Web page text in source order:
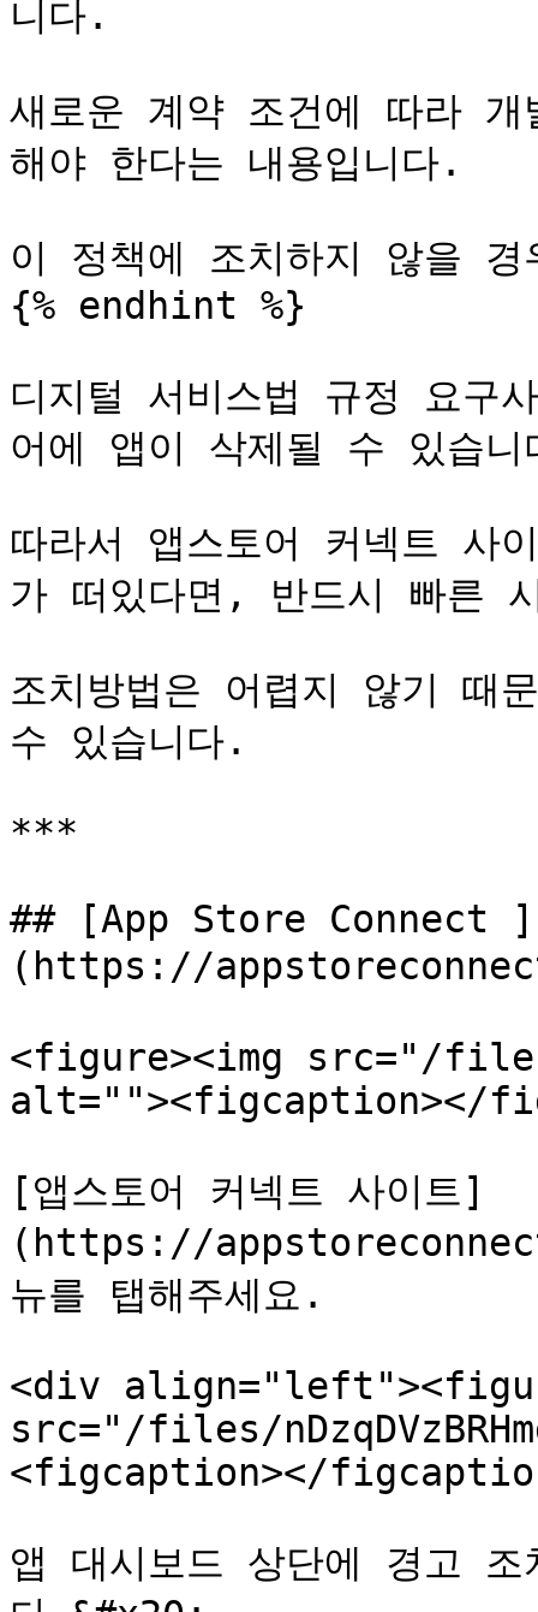
니다.
새로운 계약 조건에 따라
해야 한다는 내용입니다.
이 정책에 조치하지 않을
{% endhint %}
디지털 서비스법 규정 요구
어에 앱이 삭제될 수 있습
따라서 앱스토어 커넥트 사
가 떠있다면, 반드시 빠른
조치방법은 어렵지 않기 때
수 있습니다.
***
## [App Store Connect ]
(https://
<figure><img src="/files/
alt=""><figcaption></
[앱스토어 커넥트 사이트]
(https://
뉴를 탭해주세요.
<div
src="/files/
<figcaption></
앱 대시보드 상단에 경고